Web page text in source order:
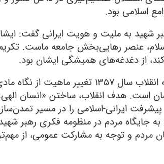
اسلامی بود.
شهید به ملیت و هویت ایرانی گفت:
اسلام، عنصر رهایی‌بخش جامعه ماست.
از دغدغه‌های همیشگی ایشان بود.
وی در بخش پایانی سخنان خود با تأکید بر اینکه
است. هدف انقلاب، ساختن «انسان
ایرانی-اسلامی را در مسیر
جایگاه مردم در منظومه فکری رهبر
مردم و توجه به مشارکت عمومی، از